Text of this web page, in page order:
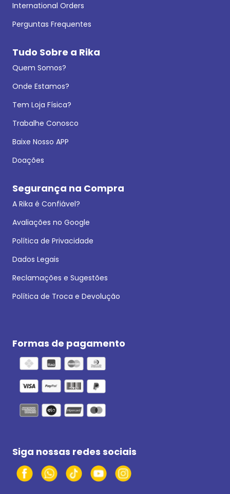
International Orders
Perguntas Frequentes
Tudo Sobre a Rika
Quem Somos?
Onde Estamos?
Tem Loja Física?
Trabalhe Conosco
Baixe Nosso APP
Doações
Segurança na Compra
A Rika é Confiável?
Avaliações no Google
Política de Privacidade
Dados Legais
Reclamações e Sugestões
Política de Troca e Devolução
Formas de pagamento
Siga nossas redes sociais